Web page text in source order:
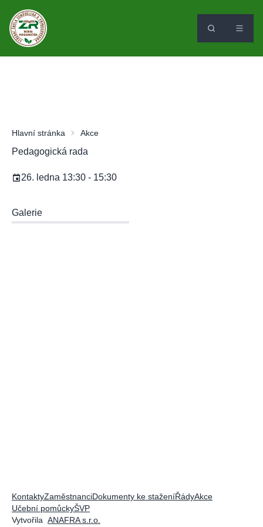
Hlavní stránka Akce
Pedagogická rada
26. ledna 13:30 - 15:30
Galerie
KontaktyZaměstnanciDokumenty ke staženíŘádyAkce
Učební pomůckyŠVP
Vytvořila ANAFRA s.r.o.